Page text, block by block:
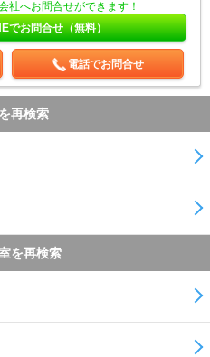
社へお問合せができます！
でお問合せ（無料）
電話でお問合せ
再検索
を再検索